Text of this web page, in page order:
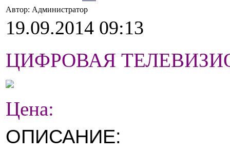
Автор: Администратор
19.09.2014 09:13
ЦИФРОВАЯ
Цена:
ОПИСАНИЕ: